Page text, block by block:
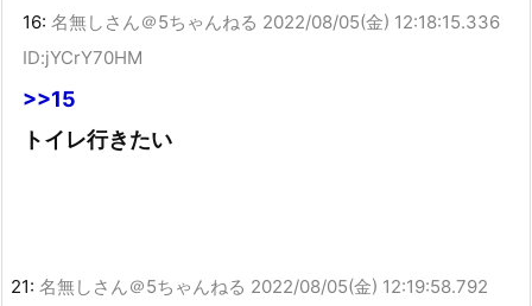
16: 名無しさん＠5ちゃんねる 2022/08/05(金) 12:18:15.336
ID:jYCrY70HM
>>15
トイレ行きたい
21: 名無しさん＠5ちゃんねる 2022/08/05(金) 12:19:58.792